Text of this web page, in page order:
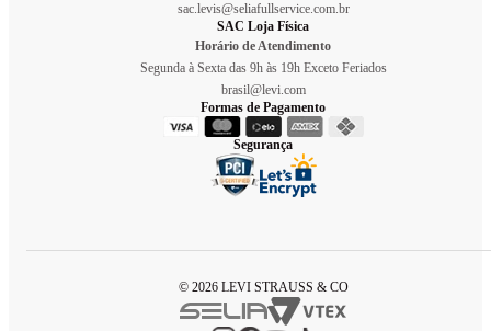
sac.levis@seliafullservice.com.br
SAC Loja Física
Horário de Atendimento
Segunda à Sexta das 9h às 19h Exceto Feriados
brasil@levi.com
Formas de Pagamento
Segurança
© 2026 LEVI STRAUSS & CO